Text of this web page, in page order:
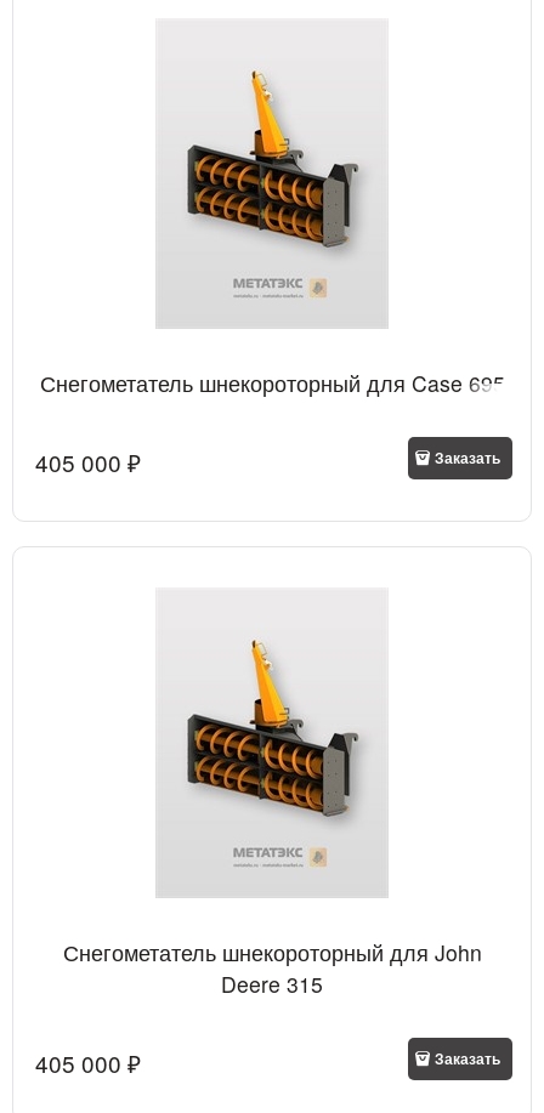
Снегометатель шнекороторный для Case 695
405 000 ₽ Заказать
Снегометатель шнекороторный для John
Deere 315
405 000 ₽ Заказать